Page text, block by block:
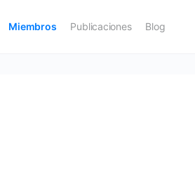
Miembros Publicaciones Blog